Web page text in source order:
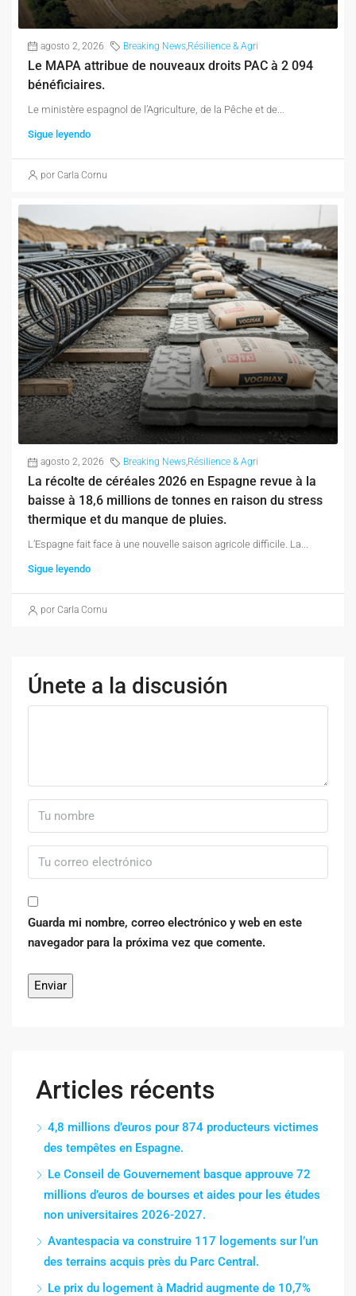
agosto 2, 2026 Breaking News Résilience & Agri
Le MAPA attribue de nouveaux droits PAC à 2 094
bénéficiaires.
Le ministère espagnol de l’Agriculture, de la Pêche et de...
Sigue leyendo
por Carla Cornu
agosto 2, 2026 Breaking News,Résilience & Agri
La récolte de céréales 2026 en Espagne revue à la
baisse à 18,6 millions de tonnes en raison du stress
thermique et du manque de pluies.
L’Espagne fait face à une nouvelle saison agricole difficile. La...
Sigue leyendo
por Carla Cornu
Únete a la discusión
Guarda mi nombre, correo electrónico y web en este
navegador para la próxima vez que comente.
Articles récents
4,8 millions d’euros pour 874 producteurs victimes
des tempêtes en Espagne.
Le Conseil de Gouvernement basque approuve 72
millions d’euros de bourses et aides pour les études
non universitaires 2026-2027.
Avantespacia va construire 117 logements sur l’un
des terrains acquis près du Parc Central.
Le prix du logement à Madrid augmente de 10,7%